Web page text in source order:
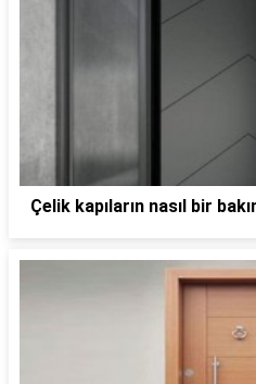
Çelik kapıların nasıl bir